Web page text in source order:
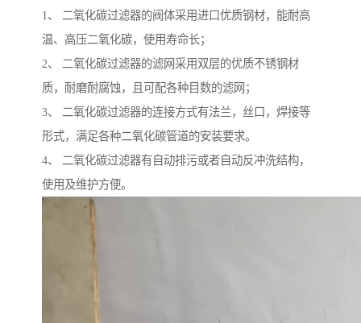
1、 二氧化碳过滤器的阀体采用进口优质钢材，能耐高
温、高压二氧化碳，使用寿命长；
2、 二氧化碳过滤器的滤网采用双层的优质不锈钢材
质，耐磨耐腐蚀，且可配各种目数的滤网；
3、 二氧化碳过滤器的连接方式有法兰，丝口，焊接等
形式，满足各种二氧化碳管道的安装要求。
4、 二氧化碳过滤器有自动排污或者自动反冲洗结构，
使用及维护方便。